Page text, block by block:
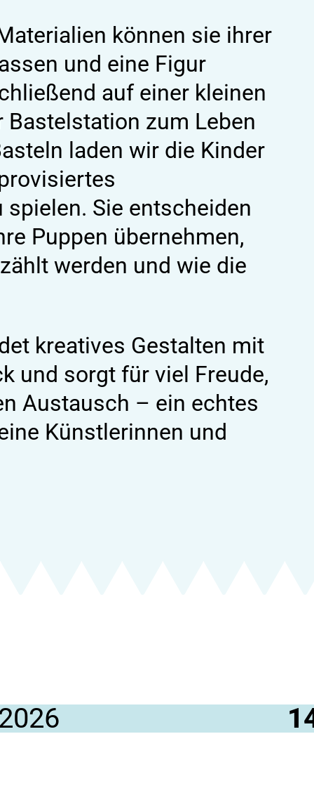
können sie ihrer
und eine Figur
auf einer kleinen
Bastelstation zum Leben
laden wir die Kinder
Sie entscheiden
Puppen übernehmen,
werden und wie die
kreatives Gestalten mit
und sorgt für viel Freude,
Austausch – ein echtes
Künstlerinnen und